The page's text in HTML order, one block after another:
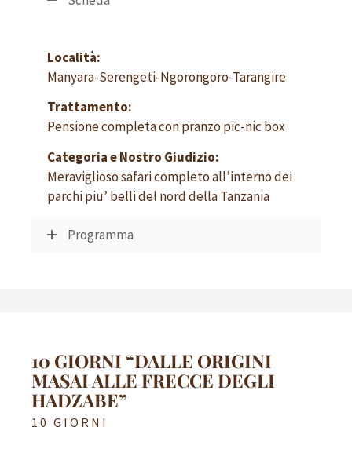
Località:
Manyara-Serengeti-Ngorongoro-Tarangire
Trattamento:
Pensione completa con pranzo pic-nic box
Categoria e Nostro Giudizio:
Meraviglioso safari completo all’interno dei
parchi piu’ belli del nord della Tanzania
Programma
10 GIORNI “DALLE ORIGINI
MASAI ALLE FRECCE DEGLI
HADZABE”
10 GIORNI